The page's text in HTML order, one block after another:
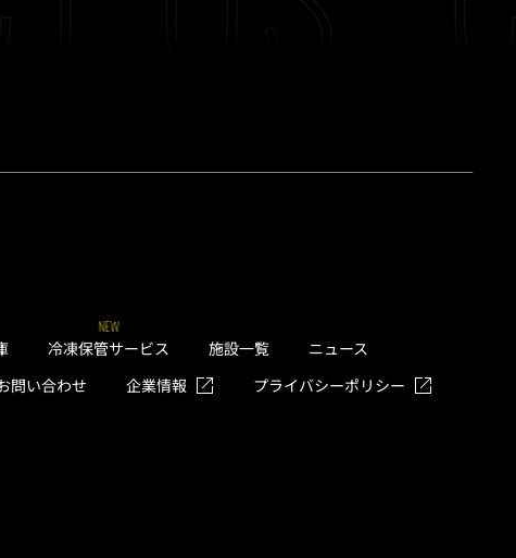
NEW
冷凍保管サービス 施設一覧
ニュース
問い合わせ 企業情報 プライバシーポリシー